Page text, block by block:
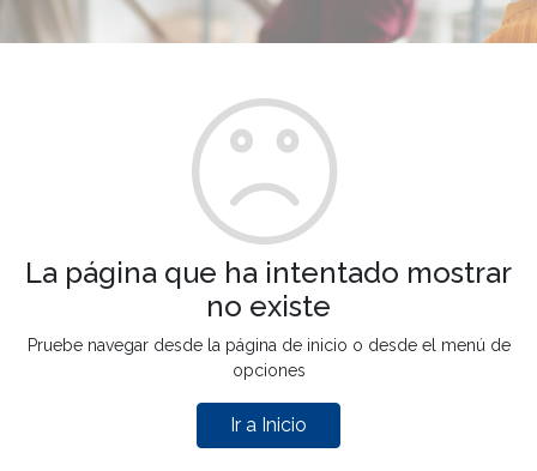
La página que ha intentado mostrar
no existe
Pruebe navegar desde la página de inicio o desde el menú de
opciones
Ir a Inicio